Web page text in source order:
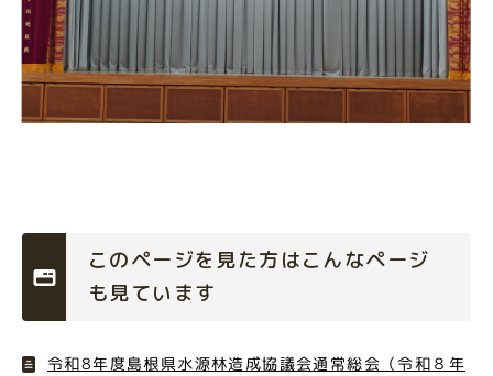
このページを見た方はこんなページ
も見ています
令和8年度島根県水源林造成協議会通常総会（令和８年